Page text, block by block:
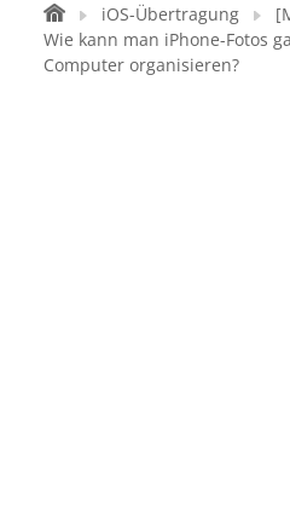
iOS-Übertragung
Wie kann man iPhone-Fotos
Computer organisieren?